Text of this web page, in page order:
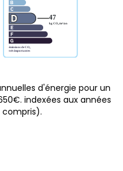
d'énergie pour un
indexées aux années
compris).